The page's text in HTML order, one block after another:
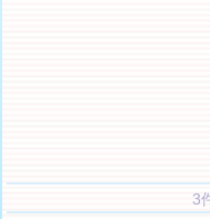
3